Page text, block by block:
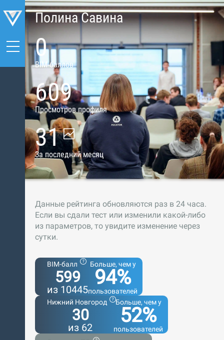
Полина Савина
0
BIM-баллов
609
Просмотров профиля
31
За последний месяц
Данные рейтинга обновляются раз в 24 часа.
Если вы сдали тест или изменили какой-либо
из параметров, то увидите изменение через
сутки.
BIM-балл
599
из 10445
Больше, чем у
94%
пользователей
Нижний Новгород
30
из 62
Больше, чем у
52%
пользователей